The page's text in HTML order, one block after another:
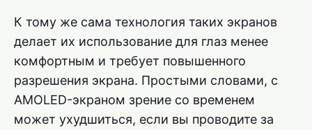
К тому же сама технология таких экранов
делает их использование для глаз менее
комфортным и требует повышенного
разрешения экрана. Простыми словами, с
AMOLED-экраном зрение со временем
может ухудшиться, если вы проводите за